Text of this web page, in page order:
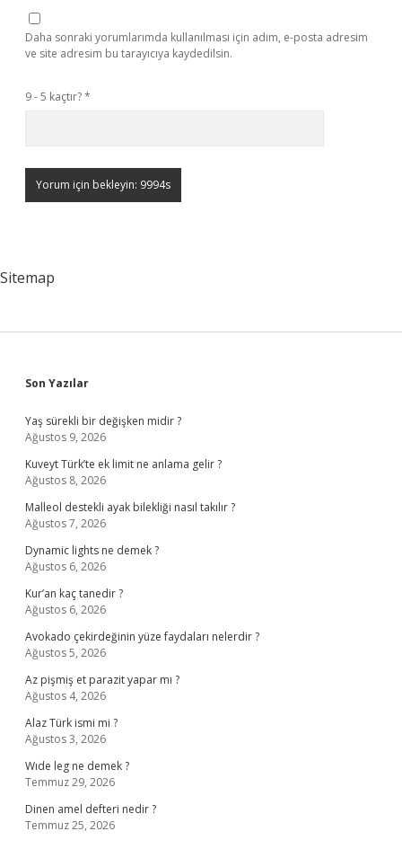
Daha sonraki yorumlarımda kullanılması için adım, e-posta adresim
ve site adresim bu tarayıcıya kaydedilsin.
9 - 5 kaçtır?*
Sitemap
Sidebar
Son Yazılar
Yaş sürekli bir değişken midir ?
Ağustos 9, 2026
Kuveyt Türk’te ek limit ne anlama gelir ?
Ağustos 8, 2026
Malleol destekli ayak bilekliği nasıl takılır ?
Ağustos 7, 2026
Dynamic lights ne demek ?
Ağustos 6, 2026
Kur’an kaç tanedir ?
Ağustos 6, 2026
Avokado çekirdeğinin yüze faydaları nelerdir ?
Ağustos 5, 2026
Az pişmiş et parazit yapar mı ?
Ağustos 4, 2026
Alaz Türk ismi mi ?
Ağustos 3, 2026
Wıde leg ne demek ?
Temmuz 29, 2026
Dinen amel defteri nedir ?
Temmuz 25, 2026